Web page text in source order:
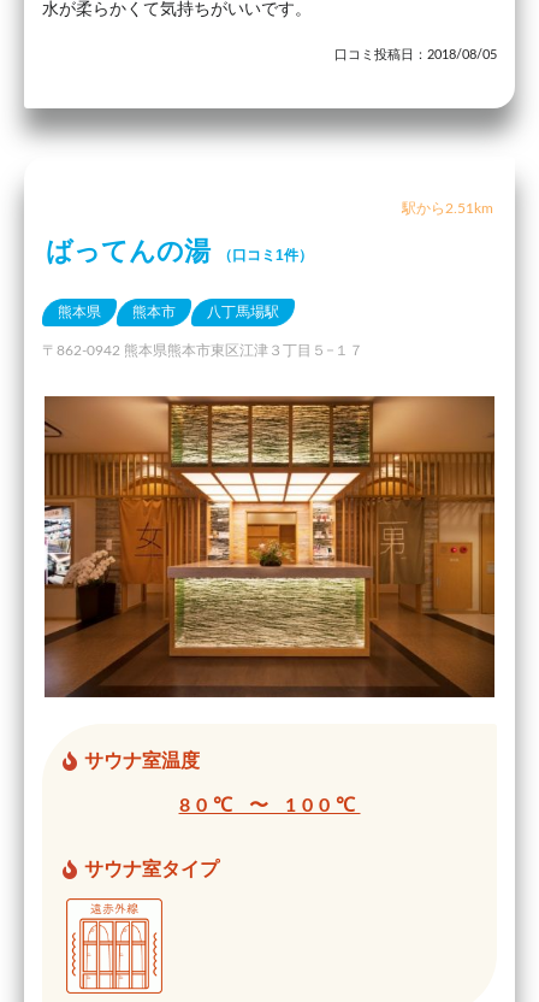
水が柔らかくて気持ちがいいです。
口コミ投稿日：2018/08/05
駅から2.51km
ばってんの湯 （口コミ1件）
熊本県 熊本市 八丁馬場駅
〒862-0942 熊本県熊本市東区江津３丁目５−１７
サウナ室温度
80℃ 〜 100℃
サウナ室タイプ